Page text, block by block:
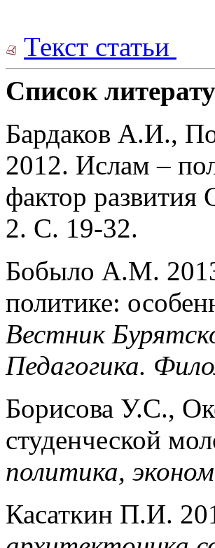
Текст статьи
Список
Бардаков А.И.,
2012. Ислам –
фактор развития
2. С. 19-32.
Бобыло А.М.
политике:
Вестник
Педагогика.
Борисова У.С.,
студенческой
политика,
Касаткин П.И.